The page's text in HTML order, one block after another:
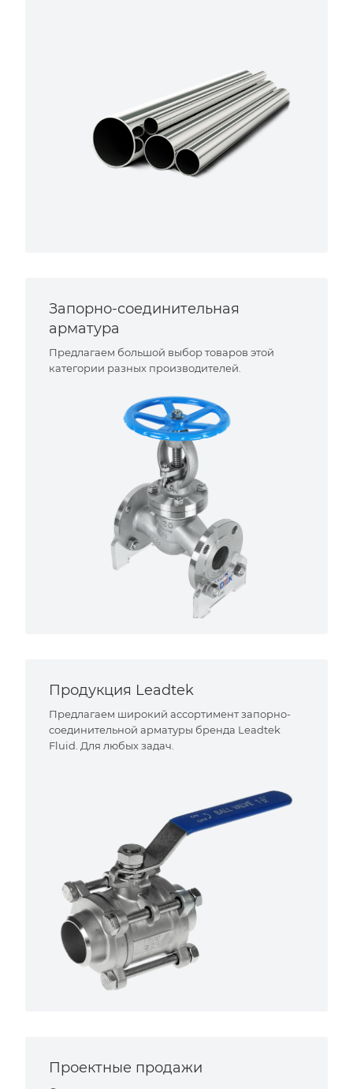
Запорно-соединительная
арматура
Предлагаем большой выбор товаров этой
категории разных производителей.
Продукция Leadtek
Предлагаем широкий ассортимент запорно-
соединительной арматуры бренда Leadtek
Fluid. Для любых задач.
Проектные продажи